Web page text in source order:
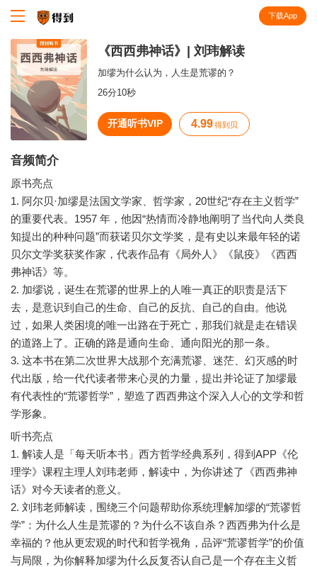
下载App
《西西弗神话》| 刘玮解读
加缪为什么认为，人生是荒谬的？
26分10秒
开通听书VIP 4.99 得到贝
音频简介
原书亮点
1. 阿尔贝·加缪是法国文学家、哲学家，20世纪“存在主义哲学”
的重要代表。1957 年，他因“热情而冷静地阐明了当代向人类良
知提出的种种问题”而获诺贝尔文学奖，是有史以来最年轻的诺
贝尔文学奖获奖作家，代表作品有《局外人》《鼠疫》《西西
弗神话》等。
2. 加缪说，诞生在荒谬的世界上的人唯一真正的职责是活下
去，是意识到自己的生命、自己的反抗、自己的自由。他说
过，如果人类困境的唯一出路在于死亡，那我们就是走在错误
的道路上了。正确的路是通向生命、通向阳光的那一条。
3. 这本书在第二次世界大战那个充满荒谬、迷茫、幻灭感的时
代出版，给一代代读者带来心灵的力量，提出并论证了加缪最
有代表性的“荒谬哲学”，塑造了西西弗这个深入人心的文学和哲
听书亮点
1. 解读人是「每天听本书」西方哲学经典系列，得到APP《伦
理学》课程主理人刘玮老师，解读中，为你讲述了《西西弗神
话》对今天读者的意义。
2. 刘玮老师解读，围绕三个问题帮助你系统理解加缪的“荒谬哲
学”：为什么人生是荒谬的？为什么不该自杀？西西弗为什么是
幸福的？他从更宏观的时代和哲学视角，品评“荒谬哲学”的价值
与局限，为你解释加缪为什么反复否认自己是一个存在主义哲